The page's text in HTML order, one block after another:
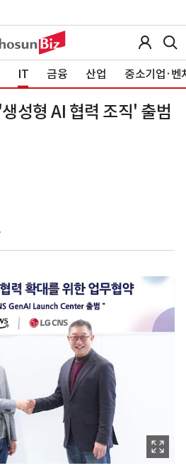
IT 금융 산업 중소기업·벤
성형 AI 협력 조직' 출범